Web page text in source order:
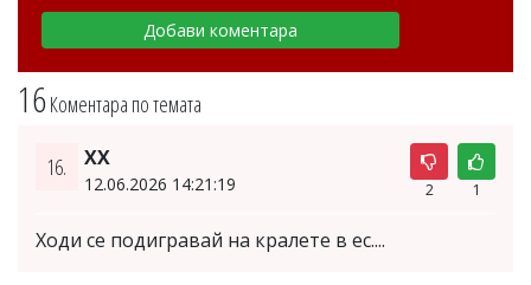
16Коментара по темата
16. XX
12.06.2026 14:21:19 2 1
Ходи се подигравай на кралете в ес....